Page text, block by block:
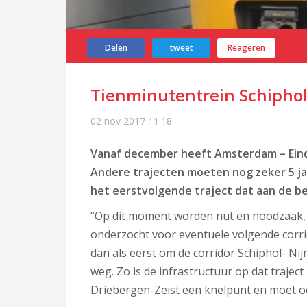
Delen tweet Reageren
Tienminutentrein Schiphol
02 nov 2017 11:18
Vanaf december heeft Amsterdam –
Andere trajecten moeten nog zeker 5
het eerstvolgende traject dat aan de
“Op dit moment worden nut en
onderzocht voor eventuele volgende
dan als eerst om de corridor Schiphol-
weg. Zo is de infrastructuur op dat
Driebergen-Zeist een knelpunt en moet